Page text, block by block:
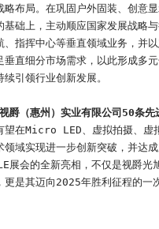
略布局。在巩固户外固装、创意
基础上，主动顺应国家发展战略
、指挥中心等垂直领域业务，并以
垂直细分市场需求，以此形成多
引领行业创新发展。
视爵（惠州）实业有限公司50条先
望在Micro LED、虚拟拍摄、虚
领域实现进一步创新突破，并达
展会的全新亮相，不仅是视爵光
更是其迈向2025年胜利征程的一